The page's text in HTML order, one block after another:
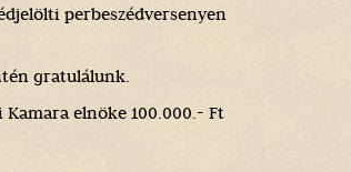
perbeszédversenyen
gratulálunk.
Kamara elnöke 100.000.- Ft